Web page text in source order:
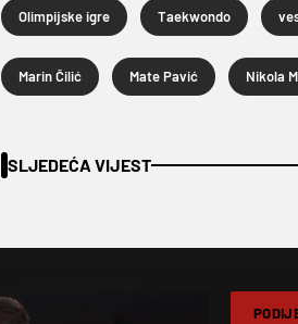
Olimpijske igre Taekwondo
Marin Čilić Mate Pavić Nikola
SLJEDEĆA VIJEST